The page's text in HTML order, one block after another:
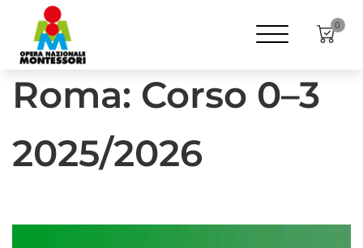
0
Roma: Corso 0–3
2025/2026